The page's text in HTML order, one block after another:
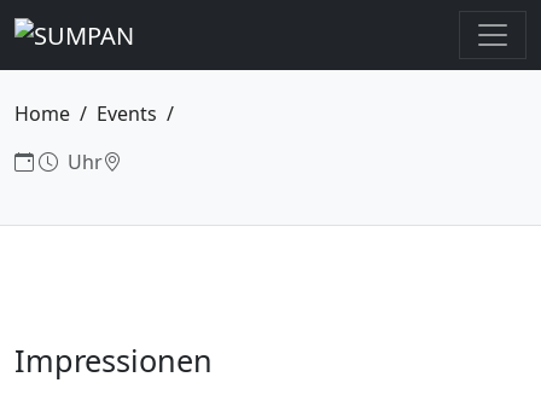
Home
Events
Uhr
Impressionen